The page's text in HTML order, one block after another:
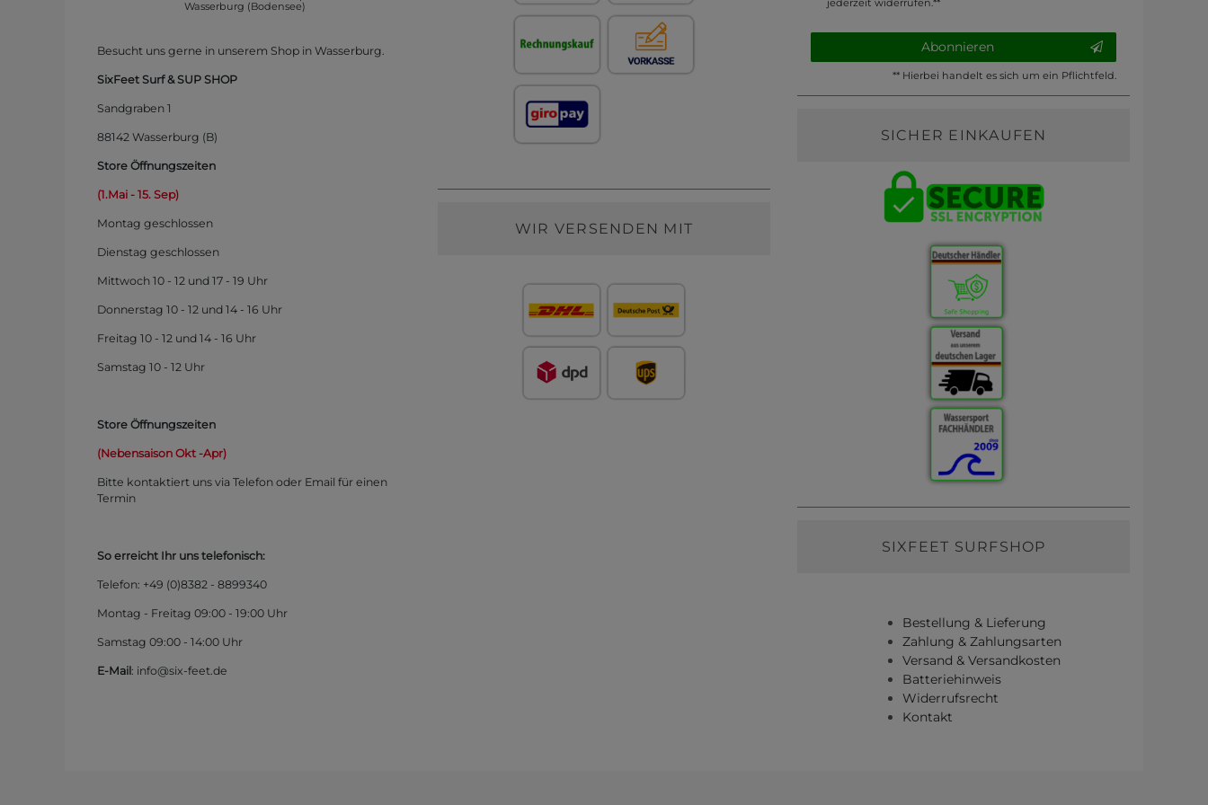
Wasserburg (Bodensee)
Besucht uns gerne in unserem Shop in Wasserburg.
SixFeet Surf & SUP SHOP
Sandgraben 1
88142 Wasserburg (B)
Store Öffnungszeiten
(1.Mai - 15. Sep)
Montag geschlossen
Dienstag geschlossen
Mittwoch 10 - 12 und 17 - 19 Uhr
Donnerstag 10 - 12 und 14 - 16 Uhr
Freitag 10 - 12 und 14 - 16 Uhr
Samstag 10 - 12 Uhr
Store Öffnungszeiten
(Nebensaison Okt -Apr)
Bitte kontaktiert uns via Telefon oder Email für einen
Termin
So erreicht Ihr uns telefonisch:
Telefon: +49 (0)8382 - 8899340
Montag - Freitag 09:00 - 19:00 Uhr
Samstag 09:00 - 14:00 Uhr
E-Mail : info@six-feet.de
WIR VERSENDEN MIT
jederzeit widerrufen.**
Abonnieren
** Hierbei handelt es sich um ein Pflichtfeld.
SICHER EINKAUFEN
SIXFEET SURFSHOP
Bestellung & Lieferung
Zahlung & Zahlungsarten
Versand & Versandkosten
Batteriehinweis
Widerrufsrecht
Kontakt